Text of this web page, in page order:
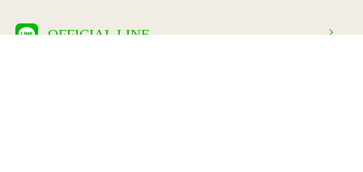
OFFICIAL LINE